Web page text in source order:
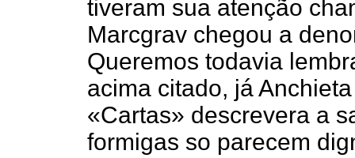
tiveram sua atenção
Marcgrav chegou a
Queremos todavia
acima citado, já
«Cartas» descrevera a
formigas so parecem